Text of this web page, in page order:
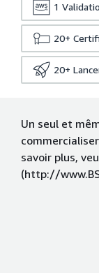
1
20+
20+
Un seul et
savoir plus,
(http://